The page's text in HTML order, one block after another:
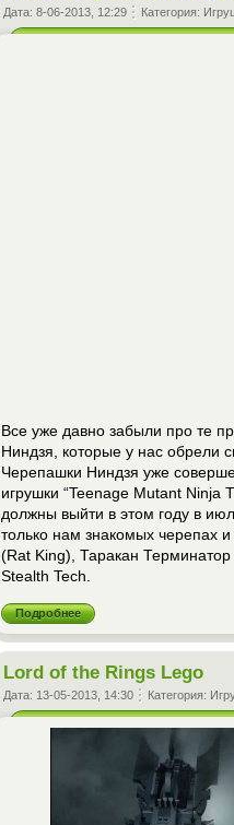
Дата: 8-06-2013, 12:29 Категория:
Все уже давно забыли про те
Ниндзя, которые у нас обрели
Черепашки Ниндзя уже
игрушки “Teenage Mutant Ninja
должны выйти в этом году в
только нам знакомых черепах
(Rat King), Таракан
Stealth Tech.
Подробнее
Lord of the Rings Lego
Дата: 13-05-2013, 14:30 Категория: